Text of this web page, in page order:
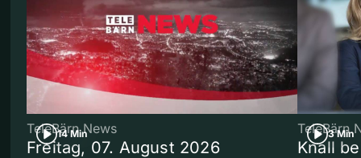
14 Min
TeleBärn News
Freitag, 07. August 2026
3 Min
TeleBärn
Knall